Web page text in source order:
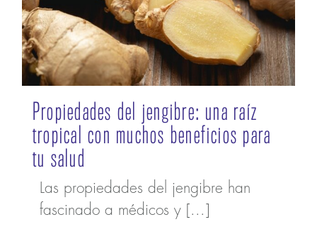
Propiedades del jengibre: una raíz
tropical con muchos beneficios para
tu salud
Las propiedades del jengibre han
fascinado a médicos y [...]